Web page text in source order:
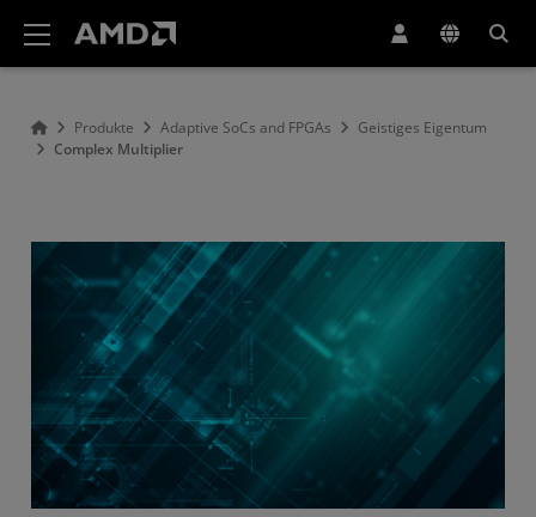
Produkte Adaptive SoCs and FPGAs
Geistiges Eigentum
Complex Multiplier